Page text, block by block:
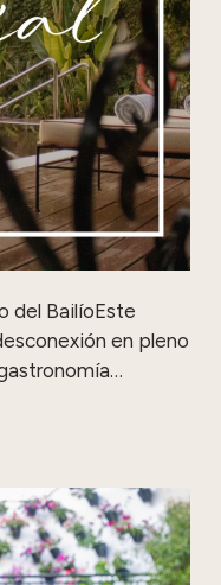
del BailíoEste
en pleno